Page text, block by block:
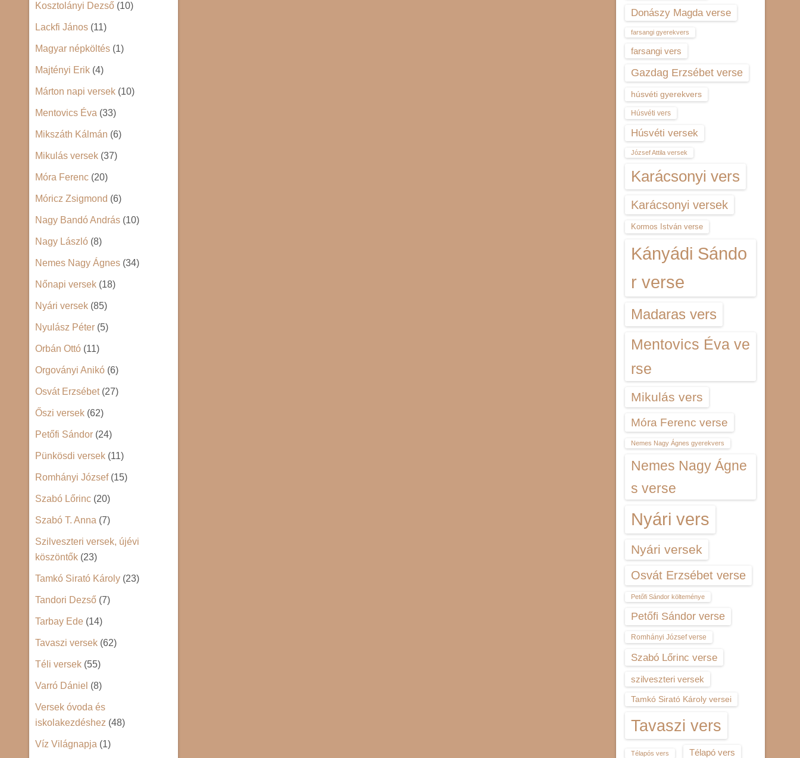
Kosztolányi Dezső (10)
Lackfi János (11)
Magyar népköltés (1)
Majtényi Erik (4)
Márton napi versek (10)
Mentovics Éva (33)
Mikszáth Kálmán (6)
Mikulás versek (37)
Móra Ferenc (20)
Móricz Zsigmond (6)
Nagy Bandó András (10)
Nagy László (8)
Nemes Nagy Ágnes (34)
Nőnapi versek (18)
Nyári versek (85)
Nyulász Péter (5)
Orbán Ottó (11)
Orgoványi Anikó (6)
Osvát Erzsébet(27)
Őszi versek (62)
Petőfi Sándor (24)
Pünkösdi versek (11)
Romhányi József(15)
Szabó Lőrinc (20)
Szabó T. Anna (7)
Szilveszteri versek, újévi
köszöntők (23)
Tamkó Sirató Károly (23)
Tandori Dezső (7)
Tarbay Ede (14)
Tavaszi versek (62)
Téli versek (55)
Varró Dániel (8)
Versek óvoda és
iskolakezdéshez (48)
Víz Világnapja (1)
Donászy Magda verse
farsangi gyerekvers
farsangi vers
Gazdag Erzsébet verse
húsvéti gyerekvers
Húsvéti vers
Húsvéti versek
József Attila versek
Karácsonyi vers
Karácsonyi versek
Kormos István verse
Kányádi Sándo
r verse
Madaras vers
Mentovics Éva ve
rse
Mikulás vers
Móra Ferenc verse
Nemes Nagy Ágnes gyerekvers
Nemes Nagy Ágne
s verse
Nyári vers
Nyári versek
Osvát Erzsébet verse
Petőfi Sándor költeménye
Petőfi Sándor verse
Romhányi József verse
Szabó Lőrinc verse
szilveszteri versek
Tamkó Sirató Károly versei
Tavaszi vers
Télapós vers Télapó vers